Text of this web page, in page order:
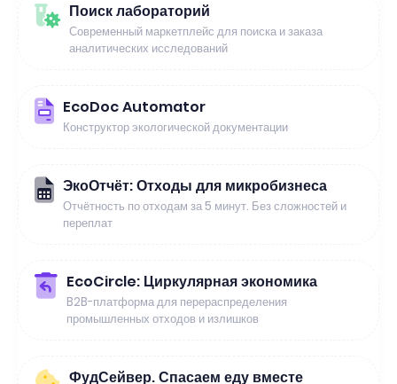
Поиск лабораторий
Современный маркетплейс для поиска и заказа
аналитических исследований
EcoDoc Automator
Конструктор экологической документации
ЭкоОтчёт: Отходы для микробизнеса
Отчётность по отходам за 5 минут. Без сложностей и
переплат
EcoCircle: Циркулярная экономика
B2B-платформа для перераспределения
промышленных отходов и излишков
ФудСейвер. Спасаем еду вместе